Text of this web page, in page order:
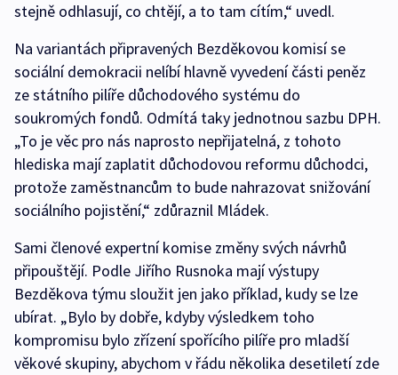
stejně odhlasují, co chtějí, a to tam cítím,“ uvedl.
Na variantách připravených Bezděkovou komisí se
sociální demokracii nelíbí hlavně vyvedení části peněz
ze státního pilíře důchodového systému do
soukromých fondů. Odmítá taky jednotnou sazbu DPH.
„To je věc pro nás naprosto nepřijatelná, z tohoto
hlediska mají zaplatit důchodovou reformu důchodci,
protože zaměstnancům to bude nahrazovat snižování
sociálního pojistění,“ zdůraznil Mládek.
Sami členové expertní komise změny svých návrhů
připouštějí. Podle Jiřího Rusnoka mají výstupy
Bezděkova týmu sloužit jen jako příklad, kudy se lze
ubírat. „Bylo by dobře, kdyby výsledkem toho
kompromisu bylo zřízení spořícího pilíře pro mladší
věkové skupiny, abychom v řádu několika desetiletí zde